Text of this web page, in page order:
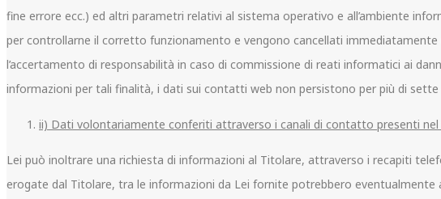
fine errore ecc.) ed altri parametri relativi al sistema operativo e all’ambiente
per controllarne il corretto funzionamento e vengono cancellati
l’accertamento di responsabilità in caso di commissione di reati informatici ai
informazioni per tali finalità, i dati sui contatti web non persistono per più di sette
ii) Dati volontariamente conferiti attraverso i canali di contatto presenti nel
Lei può inoltrare una richiesta di informazioni al Titolare, attraverso i recapiti
erogate dal Titolare, tra le informazioni da Lei fornite potrebbero eventualmente